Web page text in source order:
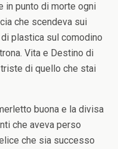
in punto di morte ogni
che scendeva sui
plastica sul comodino
Vita e Destino di
di quello che stai
buona e la divisa
che aveva perso
che sia successo